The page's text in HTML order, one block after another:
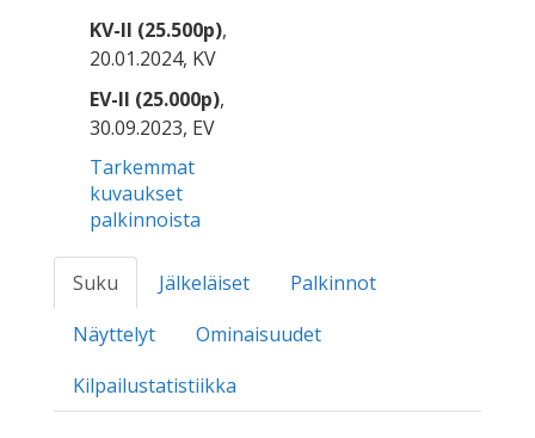
KV-II (25.500p),
20.01.2024, KV
EV-II (25.000p),
30.09.2023, EV
Tarkemmat
kuvaukset
palkinnoista
Suku Jälkeläiset
Palkinnot
Näyttelyt
Ominaisuudet
Kilpailustatistiikka